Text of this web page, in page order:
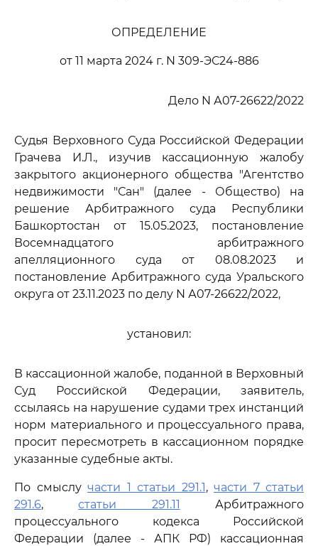
ОПРЕДЕЛЕНИЕ
от 11 марта 2024 г. N 309-ЭС24-886
Дело N А07-26622/2022
Судья Верховного Суда Российской Федерации
Грачева И.Л., изучив кассационную жалобу
закрытого акционерного общества "Агентство
недвижимости "Сан" (далее - Общество) на
решение Арбитражного суда Республики
Башкортостан от 15.05.2023, постановление
Восемнадцатого арбитражного
апелляционного суда от 08.08.2023 и
постановление Арбитражного суда Уральского
округа от 23.11.2023 по делу N А07-26622/2022,
установил:
В кассационной жалобе, поданной в Верховный
Суд Российской Федерации, заявитель,
ссылаясь на нарушение судами трех инстанций
норм материального и процессуального права,
просит пересмотреть в кассационном порядке
указанные судебные акты.
По смыслу части 1 статьи 291.1, части 7 статьи
291.6,статьи 291.11 Арбитражного
процессуального кодекса Российской
Федерации (далее - АПК РФ) кассационная